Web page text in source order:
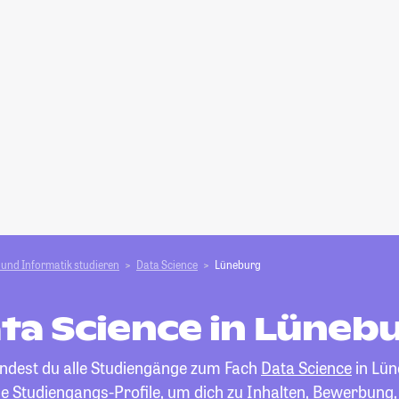
Informatik studieren Data Science Lüneburg
Science in
du alle Studiengänge zum Fach Data Science in
Studiengangs-Profile, um dich zu Inhalten,